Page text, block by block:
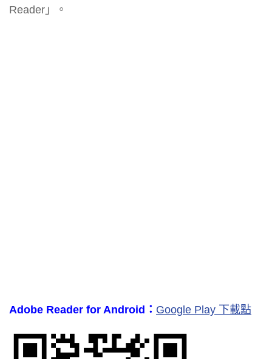
Reader」。
Adobe Reader for Android： Google Play 下載點